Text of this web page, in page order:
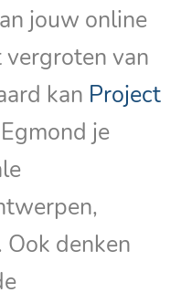
jouw online
van
kan Project
je
Ook denken